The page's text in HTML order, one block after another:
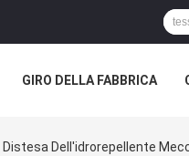
GIRO DELLA FABBRICA
Dell'idrorepellente